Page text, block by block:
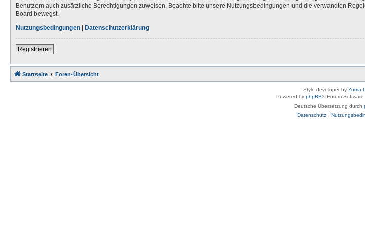
Benutzern auch zusätzliche Berechtigungen zuweisen. Beachte bitte unsere Nutzungsbedingungen und die verwandten
Board bewegst.
Nutzungsbedingungen | Datenschutzerklärung
Registrieren
Startseite Foren-Übersicht
Style developer by Zuma
Powered by phpBB® Forum
Deutsche Übersetzung durch
Datenschutz|